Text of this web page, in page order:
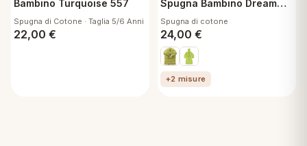
Bambino Turquoise 557
Spugna di Cotone · Taglia 5/6 Anni
22,00 €
Spugna Bambino Dream
Spugna di cotone
24,00 €
+2 misure